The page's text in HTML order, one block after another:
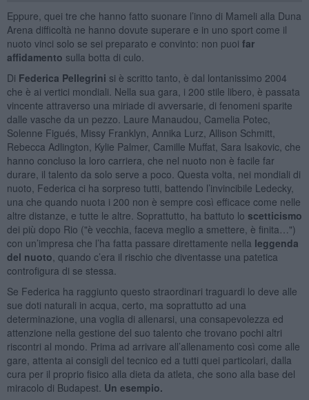
Eppure, quei tre che hanno fatto suonare l’inno di Mameli alla Duna
Arena difficoltà ne hanno dovute superare e in uno sport come il
nuoto vinci solo se sei preparato e convinto: non puoi far
affidamento sulla botta di culo.
Di Federica Pellegrini si è scritto tanto, è dal lontanissimo 2004
che è ai vertici mondiali. Nella sua gara, i 200 stile libero, è passata
vincente attraverso una miriade di avversarie, di fenomeni sparite
dalle vasche da un pezzo. Laure Manaudou, Camelia Potec,
Solenne Figués, Missy Franklyn, Annika Lurz, Allison Schmitt,
Rebecca Adlington, Kylie Palmer, Camille Muffat, Sara Isakovic, che
hanno concluso la loro carriera, che nel nuoto non è facile far
durare, il talento da solo serve a poco. Questa volta, nei mondiali di
nuoto, Federica ci ha sorpreso tutti, battendo l’invincibile Ledecky,
una che quando nuota i 200 non è sempre così efficace come nelle
altre distanze, e tutte le altre. Soprattutto, ha battuto lo scetticismo
dei più dopo Rio ("è vecchia, faceva meglio a smettere, è finita…")
con un’impresa che l’ha fatta passare direttamente nella leggenda
del nuoto , quando c’era il rischio che diventasse una patetica
controfigura di se stessa.
Se Federica ha raggiunto questo straordinari traguardi lo deve alle
sue doti naturali in acqua, certo, ma soprattutto ad una
determinazione, una voglia di allenarsi, una consapevolezza ed
attenzione nella gestione del suo talento che trovano pochi altri
riscontri al mondo. Prima ad arrivare all’allenamento così come alle
gare, attenta ai consigli del tecnico ed a tutti quei particolari, dalla
cura per il proprio fisico alla dieta da atleta, che sono alla base del
miracolo di Budapest. Un esempio.